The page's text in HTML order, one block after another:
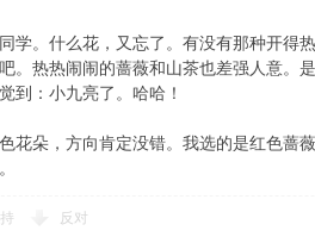
学。什么花，又忘了。有没有那种开得
。热热闹闹的蔷薇和山茶也差强人意。
到：小九亮了。哈哈！
花朵，方向肯定没错。我选的是红色蔷
反对